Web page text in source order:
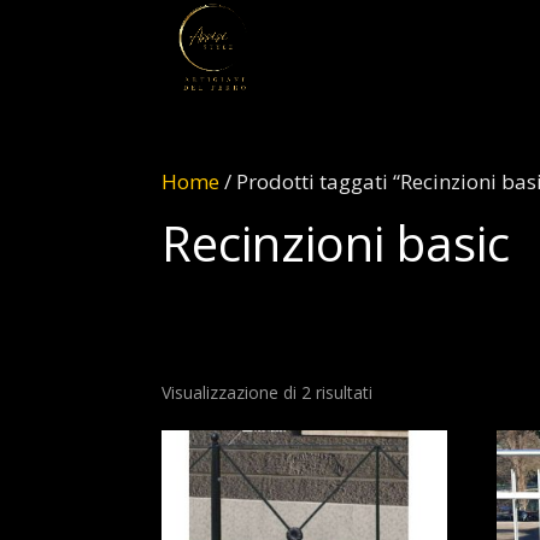
Home/ Prodotti taggati “Recinzioni
Recinzioni basic
Visualizzazione di 2 risultati